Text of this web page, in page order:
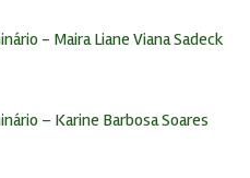
- Maira Liane Viana Sadeck
– Karine Barbosa Soares